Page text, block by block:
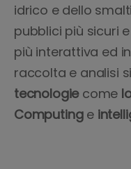
idrico e dello
pubblici più sicuri
più interattiva ed
raccolta e analisi
tecnologiecome
Computinge